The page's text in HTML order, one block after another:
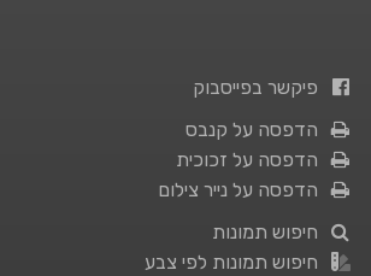
פיקשר בפייסבוק
הדפסה על קנבס
הדפסה על זכוכית
הדפסה על נייר צילום
חיפוש תמונות
חיפוש תמונות לפי צבע